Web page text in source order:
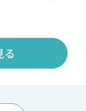
る